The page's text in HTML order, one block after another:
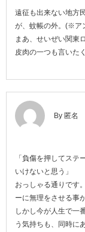
遠征も出来ない地方
が、蚊帳の外。(※ア
まあ、せいぜい関東
皮肉の一つも言いた
By 匿名
「負傷を押してス
いけないと思う」
おっしゃる通りです
ーに無理をさせる事
しかし今が人生で一
う気持ちも、同時に